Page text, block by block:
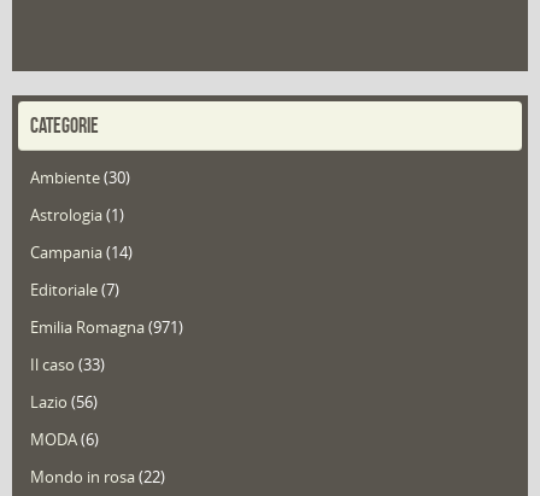
CATEGORIE
Ambiente(30)
Astrologia(1)
Campania(14)
Editoriale(7)
Emilia Romagna(971)
Il caso (33)
Lazio (56)
MODA(6)
Mondo in rosa(22)